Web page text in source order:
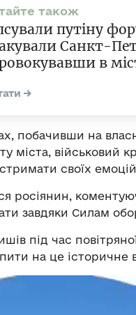
путіну
Санкт-
в
побачивши на
міста, військовий
своїх
росіянин,
завдяки Силам
під час
на це історичне